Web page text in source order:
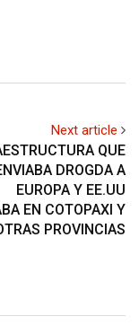
Next article
QUE
DROGDA A
EUROPA Y EE.UU
EN COTOPAXI Y
PROVINCIAS